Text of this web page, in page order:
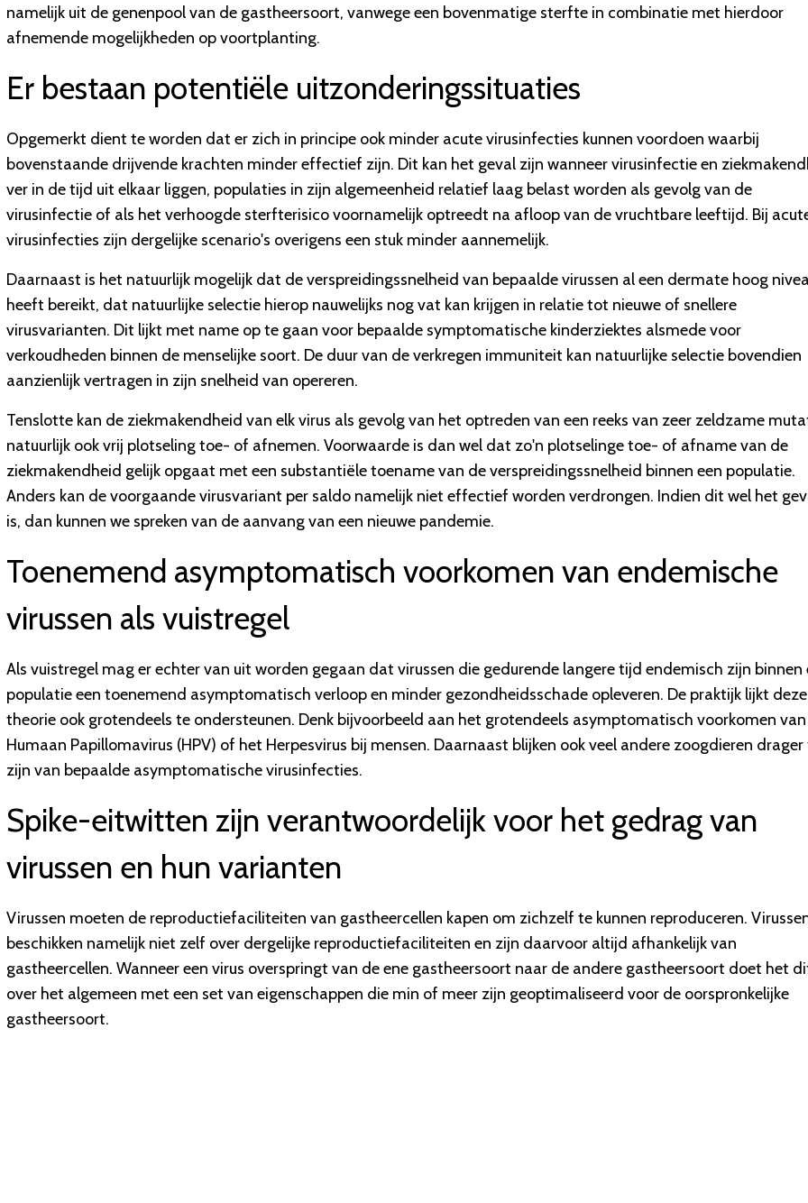
namelijk uit de genenpool van de gastheersoort, vanwege een bovenmatige sterfte in combinatie met hierdoor
afnemende mogelijkheden op voortplanting.
Er bestaan potentiële uitzonderingssituaties
Opgemerkt dient te worden dat er zich in principe ook minder acute virusinfecties kunnen voordoen waarbij
bovenstaande drijvende krachten minder effectief zijn. Dit kan het geval zijn wanneer virusinfectie en
ver in de tijd uit elkaar liggen, populaties in zijn algemeenheid relatief laag belast worden als gevolg van de
virusinfectie of als het verhoogde sterfterisico voornamelijk optreedt na afloop van de vruchtbare leeftijd. Bij
virusinfecties zijn dergelijke scenario's overigens een stuk minder aannemelijk.
Daarnaast is het natuurlijk mogelijk dat de verspreidingssnelheid van bepaalde virussen al een dermate hoog
heeft bereikt, dat natuurlijke selectie hierop nauwelijks nog vat kan krijgen in relatie tot nieuwe of snellere
virusvarianten. Dit lijkt met name op te gaan voor bepaalde symptomatische kinderziektes alsmede voor
verkoudheden binnen de menselijke soort. De duur van de verkregen immuniteit kan natuurlijke selectie bovendien
aanzienlijk vertragen in zijn snelheid van opereren.
Tenslotte kan de ziekmakendheid van elk virus als gevolg van het optreden van een reeks van zeer zeldzame
natuurlijk ook vrij plotseling toe- of afnemen. Voorwaarde is dan wel dat zo'n plotselinge toe- of afname van de
ziekmakendheid gelijk opgaat met een substantiële toename van de verspreidingssnelheid binnen een populatie.
Anders kan de voorgaande virusvariant per saldo namelijk niet effectief worden verdrongen. Indien dit wel het
is, dan kunnen we spreken van de aanvang van een nieuwe pandemie.
Toenemend asymptomatisch voorkomen van endemische
virussen als vuistregel
Als vuistregel mag er echter van uit worden gegaan dat virussen die gedurende langere tijd endemisch zijn binnen
populatie een toenemend asymptomatisch verloop en minder gezondheidsschade opleveren. De praktijk lijkt deze
theorie ook grotendeels te ondersteunen. Denk bijvoorbeeld aan het grotendeels asymptomatisch voorkomen
Humaan Papillomavirus (HPV) of het Herpesvirus bij mensen. Daarnaast blijken ook veel andere zoogdieren drager
zijn van bepaalde asymptomatische virusinfecties.
Spike-eitwitten zijn verantwoordelijk voor het gedrag van
virussen en hun varianten
Virussen moeten de reproductiefaciliteiten van gastheercellen kapen om zichzelf te kunnen reproduceren.
beschikken namelijk niet zelf over dergelijke reproductiefaciliteiten en zijn daarvoor altijd afhankelijk van
gastheercellen. Wanneer een virus overspringt van de ene gastheersoort naar de andere gastheersoort doet het
over het algemeen met een set van eigenschappen die min of meer zijn geoptimaliseerd voor de oorspronkelijke
gastheersoort.